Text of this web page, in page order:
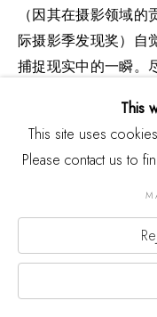
（因其在摄影领域
际摄影季发现奖）自
捕捉现实中的一瞬。
场景被转化为凝结
西。我们可以说，
实每天与我们狭路相
我们停下片刻，思
异。最终，摄影师让
现实。“我唯一能告
多时候我不过是一
个问题来回答又一
This
This site uses
Please contact us to